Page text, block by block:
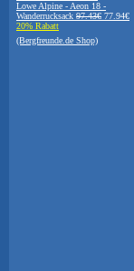
Lowe Alpine - Aeon 18 -
Wanderrucksack 97.43€ 77.94€
20% Rabatt
(Bergfreunde.de Shop)